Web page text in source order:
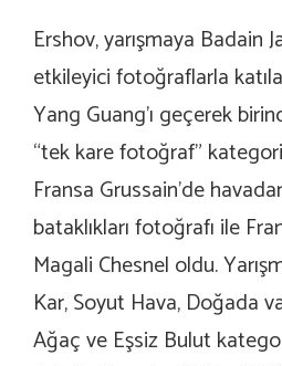
Ershov, yarışmaya Badain
etkileyici fotoğraflarla
Yang Guang’ı geçerek
“tek kare fotoğraf”
Fransa Grussain’de
bataklıkları fotoğrafı ile
Magali Chesnel oldu.
Kar, Soyut Hava, Doğada
Ağaç ve Eşsiz Bulut